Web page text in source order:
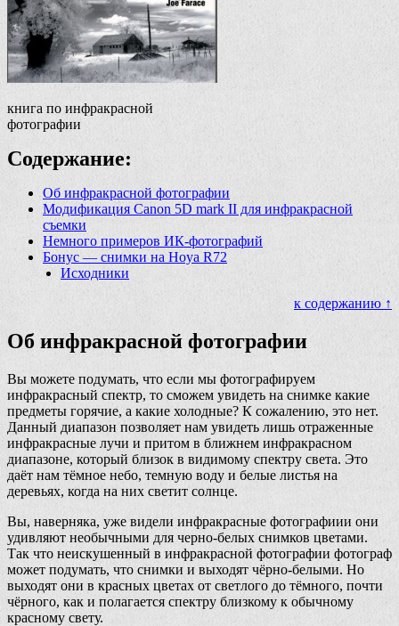
книга по инфракрасной
фотографии
Содержание:
Об инфракрасной фотографии
Модификация Canon 5D mark II для инфракрасной
съемки
Немного примеров ИК-фотографий
Бонус — снимки на Hoya R72
Исходники
к содержанию ↑
Об инфракрасной фотографии
Вы можете подумать, что если мы фотографируем
инфракрасный спектр, то сможем увидеть на снимке какие
предметы горячие, а какие холодные? К сожалению, это нет.
Данный диапазон позволяет нам увидеть лишь отраженные
инфракрасные лучи и притом в ближнем инфракрасном
диапазоне, который близок в видимому спектру света. Это
даёт нам тёмное небо, темную воду и белые листья на
деревьях, когда на них светит солнце.
Вы, наверняка, уже видели инфракрасные фотографиии они
удивляют необычными для черно-белых снимков цветами.
Так что неискушенный в инфракрасной фотографии фотограф
может подумать, что снимки и выходят чёрно-белыми. Но
выходят они в красных цветах от светлого до тёмного, почти
чёрного, как и полагается спектру близкому к обычному
красному свету.